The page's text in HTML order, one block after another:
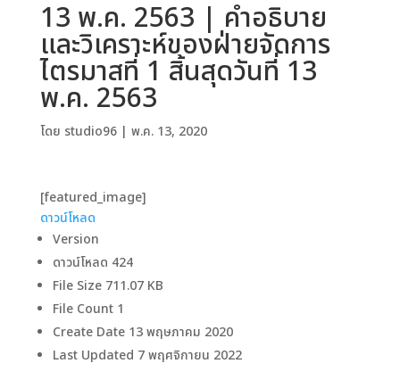
13 พ.ค. 2563 | คำอธิบาย
และวิเคราะห์ของฝ่ายจัดการ
ไตรมาสที่ 1 สิ้นสุดวันที่ 13
พ.ค. 2563
โดย studio96| พ.ค. 13, 2020
[featured_image]
ดาวน์โหลด
Version
ดาวน์โหลด 424
File Size 711.07 KB
File Count 1
Create Date 13 พฤษภาคม 2020
Last Updated 7 พฤศจิกายน 2022